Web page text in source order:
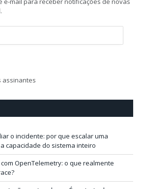
assinantes
o incidente: por que escalar uma
capacidade do sistema inteiro
OpenTelemetry: o que realmente